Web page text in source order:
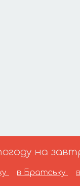
на
в Братську